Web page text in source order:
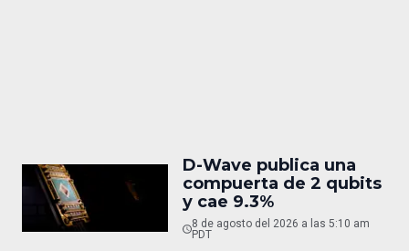
D-Wave publica una
compuerta de 2 qubits
y cae 9.3%
8 de agosto del 2026 a las 5:10 am
PDT